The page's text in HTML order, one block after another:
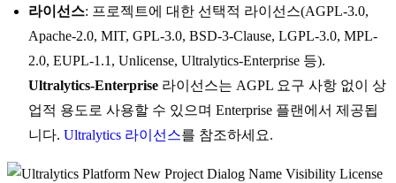
라이선스: 프로젝트에 대한 선택적 라이선스(AGPL-3.0,
Apache-2.0, MIT, GPL-3.0, BSD-3-Clause, LGPL-3.0, MPL-
2.0, EUPL-1.1, Unlicense, Ultralytics-Enterprise 등).
Ultralytics-Enterprise 라이선스는 AGPL 요구 사항 없이 상
업적 용도로 사용할 수 있으며 Enterprise 플랜에서 제공됩
니다. Ultralytics 라이선스를 참조하세요.